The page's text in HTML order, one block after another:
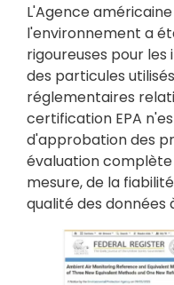
L'Agence
l'environnement a
rigoureuses pour
des particules
réglementaires
certification EPA
d'approbation des
évaluation
mesure, de la
qualité des données